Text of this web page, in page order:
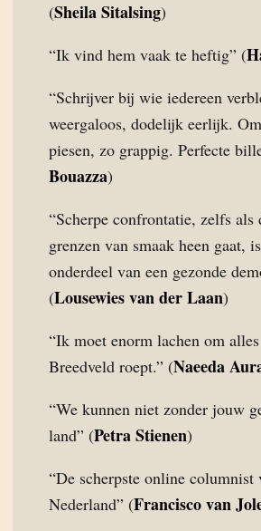
(Sheila Sitalsing)
“Ik vind hem vaak te heftig” (
“Schrijver bij wie iedereen
weergaloos, dodelijk eerlijk.
piesen, zo grappig. Perfecte
Bouazza)
“Scherpe confrontatie, zelfs als
grenzen van smaak heen gaat,
onderdeel van een gezonde
(Lousewies van der Laan)
“Ik moet enorm lachen om
Breedveld roept.” (Naeeda
“We kunnen niet zonder jouw
land” (Petra Stienen)
“De scherpste online columnist
Nederland” (Francisco van